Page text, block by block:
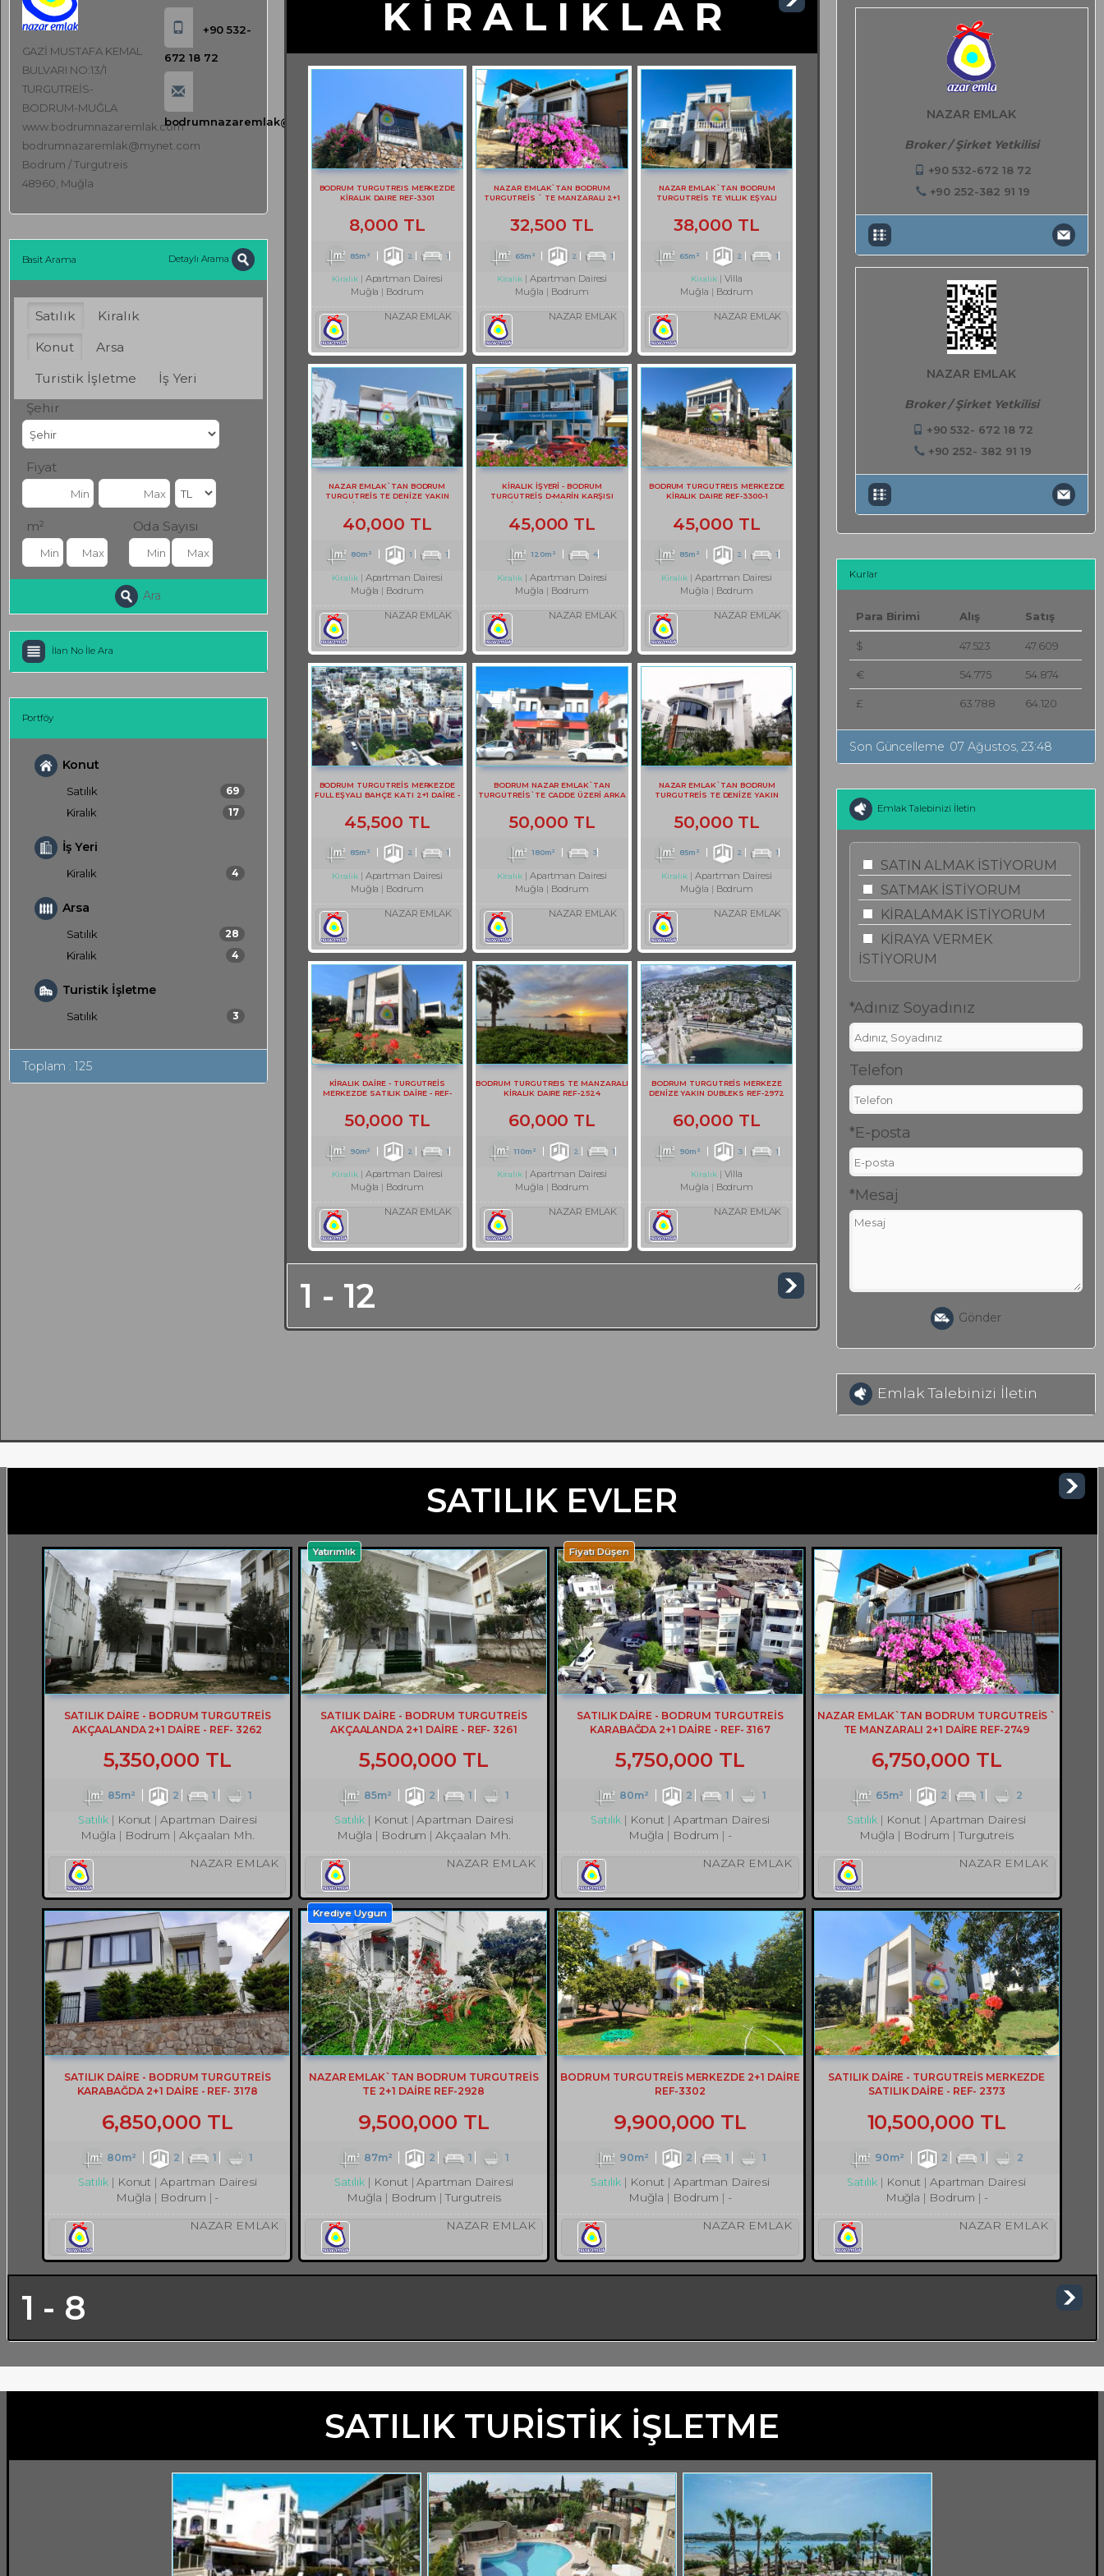
GAZİ MUSTAFA KEMAL
BULVARI NO:13/1
TURGUTREİS-
BODRUM-MUĞLA
www.bodrumnazaremlak.com
bodrumnazaremlak@mynet.com
Bodrum / Turgutreis
48960, Muğla
+90 532-
672 18 72
bodrumnazaremlak@mynet.com
Basit Arama Detaylı Arama
Satılık
Kiralık
Konut
Arsa
Turistik İşletme
İş Yeri
Şehir
Fiyat
m² Oda Sayısı
Ara
İlan No İle Ara
Portföy
Konut
Satılık 69
Kiralık 17
İş Yeri
Kiralık 4
Arsa
Satılık 28
Kiralık 4
Turistik İşletme
Satılık 3
Toplam : 125
K İ R A L I K L A R
BODRUM TURGUTREIS MERKEZDE
KİRALIK DAIRE REF-3301
8,000 TL
85m² 2 1
Kiralık
Apartman Dairesi
Muğla
Bodrum
NAZAR EMLAK
NAZAR EMLAK`TAN BODRUM
TURGUTREİS ` TE MANZARALI 2+1
32,500 TL
65m² 2 1
Kiralık
Apartman Dairesi
Muğla
Bodrum
NAZAR EMLAK
NAZAR EMLAK`TAN BODRUM
TURGUTREİS TE YILLIK EŞYALI
38,000 TL
65m² 2 1
Kiralık
Villa
Muğla
Bodrum
NAZAR EMLAK
NAZAR EMLAK`TAN BODRUM
TURGUTREİS TE DENİZE YAKIN
EŞYALI KİRALIK 1+1 DAİRE REF-2983
40,000 TL
80m² 1 1
Kiralık
Apartman Dairesi
Muğla
Bodrum
NAZAR EMLAK
KİRALIK İŞYERİ - BODRUM
TURGUTREİS D-MARİN KARŞISI
KİRALIK İŞYERİ REF-3131
45,000 TL
120m² 4
Kiralık
Apartman Dairesi
Muğla
Bodrum
NAZAR EMLAK
BODRUM TURGUTREIS MERKEZDE
KİRALIK DAIRE REF-3300-1
45,000 TL
85m² 2 1
Kiralık
Apartman Dairesi
Muğla
Bodrum
NAZAR EMLAK
BODRUM TURGUTREİS MERKEZDE
FULL EŞYALI BAHÇE KATI 2+1 DAİRE -
45,500 TL
85m² 2 1
Kiralık
Apartman Dairesi
Muğla
Bodrum
NAZAR EMLAK
BODRUM NAZAR EMLAK`TAN
TURGUTREİS`TE CADDE ÜZERİ ARKA
50,000 TL
180m² 3
Kiralık
Apartman Dairesi
Muğla
Bodrum
NAZAR EMLAK
NAZAR EMLAK`TAN BODRUM
TURGUTREİS TE DENİZE YAKIN
50,000 TL
85m² 2 1
Kiralık
Apartman Dairesi
Muğla
Bodrum
NAZAR EMLAK
KİRALIK DAİRE - TURGUTREİS
MERKEZDE SATILIK DAİRE - REF-
50,000 TL
90m² 2 1
Kiralık
Apartman Dairesi
Muğla
Bodrum
NAZAR EMLAK
BODRUM TURGUTREIS TE MANZARALI
KİRALIK DAIRE REF-2524
60,000 TL
110m² 2 1
Kiralık
Apartman Dairesi
Muğla
Bodrum
NAZAR EMLAK
BODRUM TURGUTREİS MERKEZE
DENİZE YAKIN DUBLEKS REF-2972
60,000 TL
90m² 3 1
Kiralık
Villa
Muğla
Bodrum
NAZAR EMLAK
1 - 12
NAZAR EMLAK
Broker / Şirket Yetkilisi
+90 532-672 18 72
+90 252-382 91 19
NAZAR EMLAK
Broker / Şirket Yetkilisi
+90 532- 672 18 72
+90 252- 382 91 19
Kurlar
Para Birimi Alış Satış
$ 47.523 47.609
€ 54.775 54.874
£ 63.788 64.120
Son Güncelleme 07 Ağustos, 23:48
Emlak Talebinizi İletin
SATIN ALMAK İSTİYORUM
SATMAK İSTİYORUM
KİRALAMAK İSTİYORUM
KİRAYA VERMEK
İSTİYORUM
*Adınız Soyadınız
Telefon
*E-posta
*Mesaj
Gönder
Emlak Talebinizi İletin
SATILIK EVLER
SATILIK DAİRE - BODRUM TURGUTREİS
AKÇAALANDA 2+1 DAİRE - REF- 3262
5,350,000 TL
85m² 2 1
1
Satılık
Konut
Apartman Dairesi
Muğla
Bodrum Akçaalan Mh.
NAZAR EMLAK
Yatırımlık
SATILIK DAİRE - BODRUM TURGUTREİS
AKÇAALANDA 2+1 DAİRE - REF- 3261
5,500,000 TL
85m² 2 1
1
Satılık
Konut
Apartman Dairesi
Muğla
Bodrum Akçaalan Mh.
NAZAR EMLAK
Fiyatı Düşen
SATILIK DAİRE - BODRUM TURGUTREİS
KARABAĞDA 2+1 DAİRE - REF- 3167
5,750,000 TL
80m² 2 1
1
Satılık
Konut
Apartman Dairesi
Muğla
Bodrum -
NAZAR EMLAK
NAZAR EMLAK`TAN BODRUM TURGUTREİS `
TE MANZARALI 2+1 DAİRE REF-2749
6,750,000 TL
65m² 2 1
2
Satılık
Konut
Apartman Dairesi
Muğla
Bodrum Turgutreis
NAZAR EMLAK
SATILIK DAİRE - BODRUM TURGUTREİS
KARABAĞDA 2+1 DAİRE - REF- 3178
6,850,000 TL
80m² 2 1
1
Satılık
Konut
Apartman Dairesi
Muğla
Bodrum -
NAZAR EMLAK
Krediye Uygun
NAZAR EMLAK`TAN BODRUM TURGUTREİS
TE 2+1 DAİRE REF-2928
9,500,000 TL
87m² 2 1
1
Satılık
Konut
Apartman Dairesi
Muğla
Bodrum Turgutreis
NAZAR EMLAK
BODRUM TURGUTREİS MERKEZDE 2+1 DAİRE
REF-3302
9,900,000 TL
90m² 2 1
1
Satılık
Konut
Apartman Dairesi
Muğla
Bodrum -
NAZAR EMLAK
SATILIK DAİRE - TURGUTREİS MERKEZDE
SATILIK DAİRE - REF- 2373
10,500,000 TL
90m² 2 1
2
Satılık
Konut
Apartman Dairesi
Muğla
Bodrum -
NAZAR EMLAK
1 - 8
SATILIK TURİSTİK İŞLETME